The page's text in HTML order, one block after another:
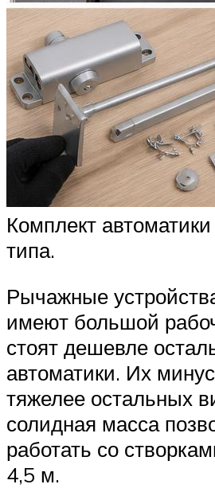
Комплект
типа.
Рычажные
имеют большой
стоят дешевле
автоматики. Их
тяжелее остальных
солидная масса
работать со
4,5 м.